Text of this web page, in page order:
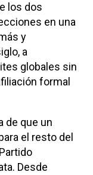
los dos
en una
y
a
globales sin
formal
de que un
el resto del
Desde